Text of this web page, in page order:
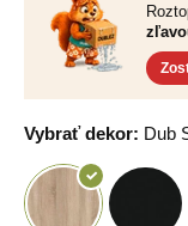
Vybrať dekor: Dub